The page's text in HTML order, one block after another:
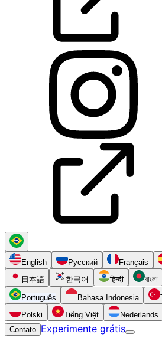
English Русский Français
日本語
한국어 हिन्दी বাংলা
Português Bahasa Indonesia
Polski
Tiếng Việt Nederlands
Contato Experimente grátis